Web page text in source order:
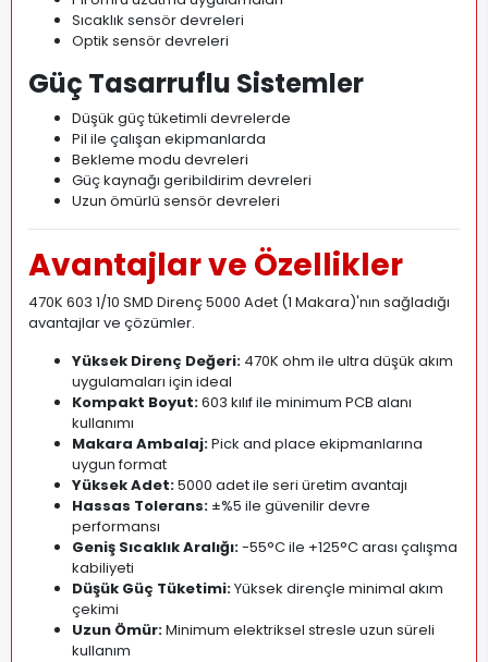
Sıcaklık sensör devreleri
Optik sensör devreleri
Güç Tasarruflu Sistemler
Düşük güç tüketimli devrelerde
Pil ile çalışan ekipmanlarda
Bekleme modu devreleri
Güç kaynağı geribildirim devreleri
Uzun ömürlü sensör devreleri
Avantajlar ve Özellikler
470K 603 1/10 SMD Direnç 5000 Adet (1 Makara)'nın sağladığı
avantajlar ve çözümler.
Yüksek Direnç Değeri: 470K ohm ile ultra düşük akım
uygulamaları için ideal
Kompakt Boyut:603 kılıf ile minimum PCB alanı
kullanımı
Makara Ambalaj:Pick and place ekipmanlarına
uygun format
Yüksek Adet:5000 adet ile seri üretim avantajı
Hassas Tolerans: ±%5 ile güvenilir devre
performansı
Geniş Sıcaklık Aralığı:-55°C ile +125°C arası çalışma
kabiliyeti
Düşük Güç Tüketimi:Yüksek dirençle minimal akım
çekimi
Uzun Ömür:Minimum elektriksel stresle uzun süreli
kullanım